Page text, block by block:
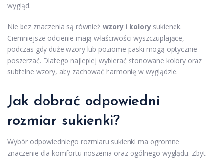
wygląd.
Nie bez znaczenia są również wzory i kolory sukienek.
Ciemniejsze odcienie mają właściwości wyszczuplające,
podczas gdy duże wzory lub poziome paski mogą optycznie
poszerzać. Dlatego najlepiej wybierać stonowane kolory oraz
subtelne wzory, aby zachować harmonię w wyglądzie.
Jak dobrać odpowiedni
rozmiar sukienki?
Wybór odpowiedniego rozmiaru sukienki ma ogromne
znaczenie dla komfortu noszenia oraz ogólnego wyglądu. Zbyt